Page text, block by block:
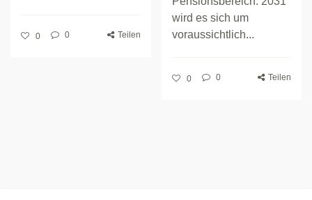
0 0 Teilen
wird es sich um
voraussichtlich...
0 0 Teilen